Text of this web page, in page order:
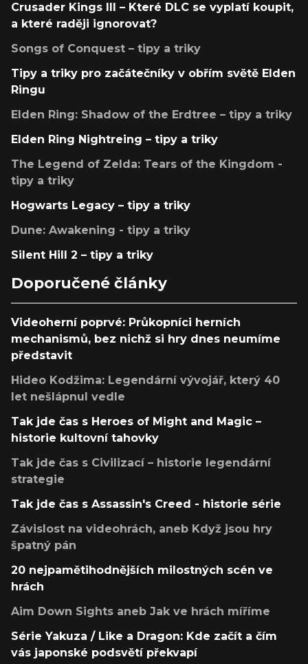
Crusader Kings III – Které DLC se vyplatí koupit,
a které raději ignorovat?
Songs of Conquest – tipy a triky
Tipy a triky pro začátečníky v obřím světě Elden
Ringu
Elden Ring: Shadow of the Erdtree – tipy a triky
Elden Ring Nightreing – tipy a triky
The Legend of Zelda: Tears of the Kingdom -
tipy a triky
Hogwarts Legacy – tipy a triky
Dune: Awakening - tipy a triky
Silent Hill 2 – tipy a triky
Doporučené články
Videoherní poprvé: Průkopníci herních
mechanismů, bez nichž si hry dnes neumíme
představit
Hideo Kodžima: Legendární vývojář, který 40
let nešlápnul vedle
Tak jde čas s Heroes of Might and Magic –
historie kultovní tahovky
Tak jde čas s Civilizací – historie legendární
strategie
Tak jde čas s Assassin's Creed - historie série
Závislost na videohrách, aneb Když jsou hry
špatný pán
20 nejpamětihodnějších milostných scén ve
hrách
Aim Down Sights aneb Jak ve hrách míříme
Série Yakuza / Like a Dragon: Kde začít a čím
vás japonské podsvětí překvapí